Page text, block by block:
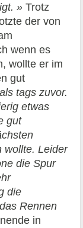
» Trotz
der von
wenn es
wollte er im
gut
tags zuvor.
etwas
gut
wollte. Leider
die Spur
die
Rennen
in